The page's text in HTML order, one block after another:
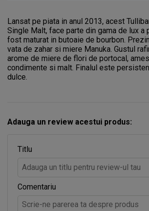
Lansat pe piata in anul 2013, acest
Single Malt, face parte din gama de lux a
fost maturat in butoaie de bourbon.
vata de zahar si miere Manuka. Gustul
arome de miere de flori de portocal,
condimente si malt. Finalul este
dulce.
Adauga un review acestui produs:
Titlu
Comentariu